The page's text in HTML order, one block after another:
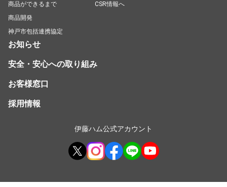
商品ができるまで
商品開発
神戸市包括連携協定
CSR情報へ
お知らせ
安全・安心への取り組み
お客様窓口
採用情報
伊藤ハム公式アカウント